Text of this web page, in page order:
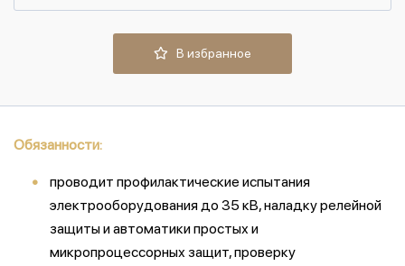
В избранное
Обязанности:
проводит профилактические испытания
электрооборудования до 35 кВ, наладку релейной
защиты и автоматики простых и
микропроцессорных защит, проверку